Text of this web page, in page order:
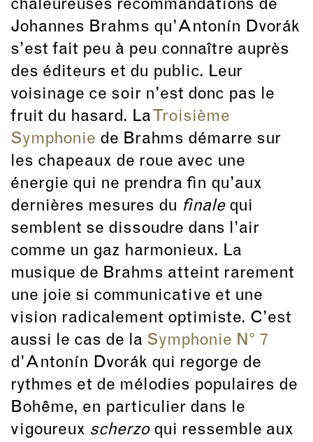
chaleureuses recommandations de
Johannes Brahms qu’Antonín Dvorák
s’est fait peu à peu connaître auprès
des éditeurs et du public. Leur
voisinage ce soir n’est donc pas le
fruit du hasard. La
Troisième
Symphonie de Brahms démarre sur
les chapeaux de roue avec une
énergie qui ne prendra fin qu’aux
dernières mesures du finalequi
semblent se dissoudre dans l’air
comme un gaz harmonieux. La
musique de Brahms atteint rarement
une joie si communicative et une
vision radicalement optimiste. C’est
aussi le cas de la Symphonie N° 7
d’Antonín Dvorák qui regorge de
rythmes et de mélodies populaires de
Bohême, en particulier dans le
vigoureux scherzoqui ressemble aux